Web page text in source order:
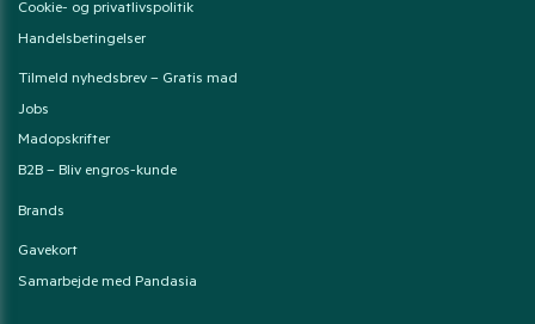
Cookie- og privatlivspolitik
Handelsbetingelser
Tilmeld nyhedsbrev – Gratis mad
Jobs
Madopskrifter
B2B – Bliv engros-kunde
Brands
Gavekort
Samarbejde med Pandasia